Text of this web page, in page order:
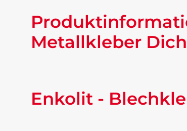
Metallkleber
Enkolit -